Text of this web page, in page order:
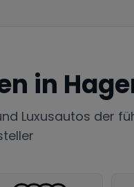
in
Luxusautos der